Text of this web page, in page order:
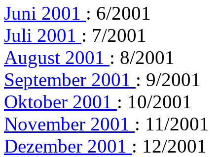
Juni 2001 : 6/2001
Juli 2001 : 7/2001
August 2001 : 8/2001
September 2001 : 9/2001
Oktober 2001 : 10/2001
November 2001 : 11/2001
Dezember 2001 : 12/2001